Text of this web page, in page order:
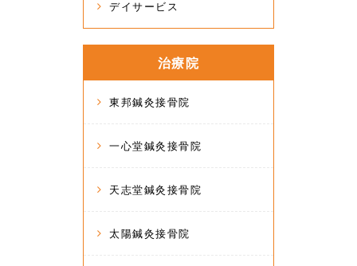
デイサービス
治療院
東邦鍼灸接骨院
一心堂鍼灸接骨院
天志堂鍼灸接骨院
太陽鍼灸接骨院